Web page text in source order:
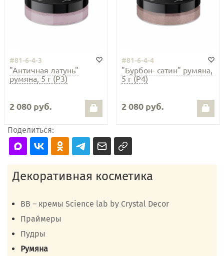
#81-6-4-3
"Античная латунь"
румяна, 5 г (Р3)
2 080 руб.
#81-6-4-4
"Бурбон- сатин" румяна,
5 г (Р4)
2 080 руб.
Поделиться:
Декоративная косметика
ВВ – кремы Science lab by Crystal Deсor
Праймеры
Пудры
Румяна